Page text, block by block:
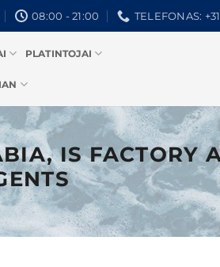
08:00 - 21:00 TELEFONAS:
PLATINTOJAI
IS FACTORY